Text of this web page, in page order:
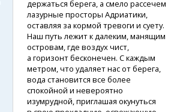
держаться берега, а смело рассечем
лазурные просторы Адриатики,
оставляя за кормой тревоги и суету.
Наш путь лежит к далеким, манящим
островам, где воздух чист,
а горизонт бесконечен. С каждым
метром, что удаляет нас от берега,
вода становится все более
спокойной и невероятно
изумрудной, приглашая окунуться